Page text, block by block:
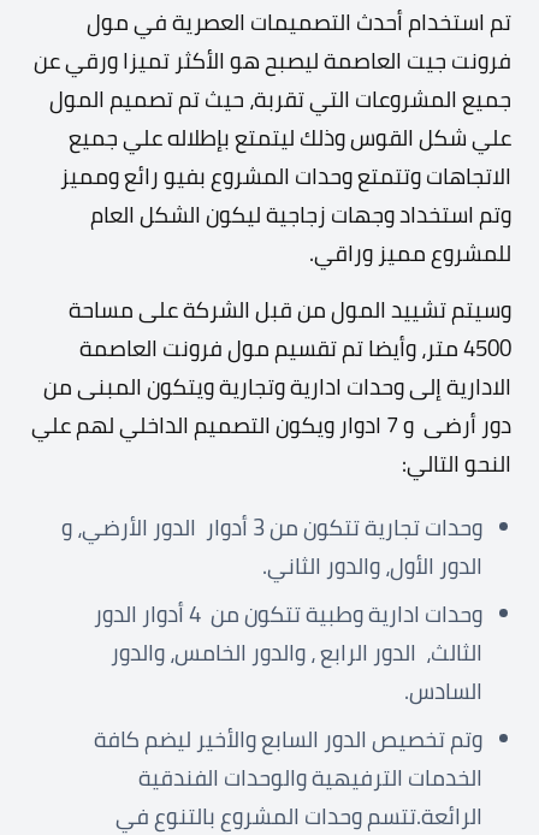
تم استخدام أحدث التصميمات العصرية في مول
فرونت جيت العاصمة ليصبح هو الأكثر تميزا ورقي عن
جميع المشروعات التي تقربة، حيث تم تصميم المول
علي شكل القوس وذلك ليتمتع بإطلاله علي جميع
الاتجاهات وتتمتع وحدات المشروع بفيو رائع ومميز
وتم استخداد وجهات زجاجية ليكون الشكل العام
للمشروع مميز وراقي.
وسيتم تشييد المول من قبل الشركة على مساحة
4500 متر، وأيضا تم تقسيم مول فرونت العاصمة
الادارية إلى وحدات ادارية وتجارية ويتكون المبنى من
دور أرضى و 7 ادوار ويكون التصميم الداخلي لهم علي
النحو التالي:
وحدات تجارية تتكون من 3 أدوار الدور الأرضي، و
الدور الأول، والدور الثاني.
وحدات ادارية وطبية تتكون من 4 أدوار الدور
الثالث، الدور الرابع ، والدور الخامس، والدور
السادس.
وتم تخصيص الدور السابع والأخير ليضم كافة
الخدمات الترفيهية والوحدات الفندقية
الرائعة.تتسم وحدات المشروع بالتنوع في